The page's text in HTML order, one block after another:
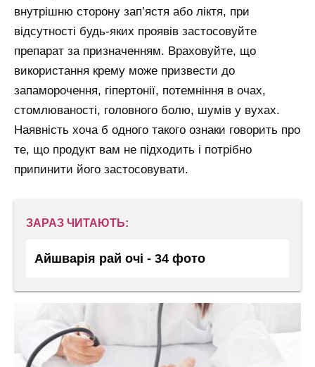
внутрішню сторону зап’ястя або ліктя, при
відсутності будь-яких проявів застосовуйте
препарат за призначенням. Враховуйте, що
використання крему може призвести до
запаморочення, гіпертонії, потемніння в очах,
стомлюваності, головного болю, шумів у вухах.
Наявність хоча б одного такого ознаки говорить про
те, що продукт вам не підходить і потрібно
припинити його застосовувати.
ЗАРАЗ ЧИТАЮТЬ:
Айшварія рай очі - 34 фото